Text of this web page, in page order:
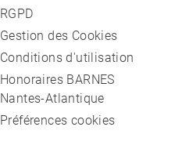
RGPD
Gestion des Cookies
Conditions d'utilisation
Honoraires BARNES
Nantes-Atlantique
Préférences cookies